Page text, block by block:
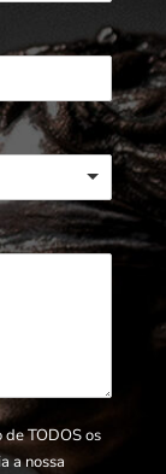
TODOS os
a nossa